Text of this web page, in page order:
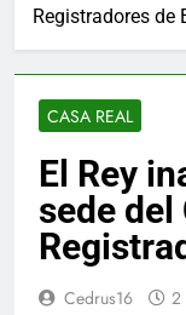
Registradores de
CASA REAL
El Rey
sede del
Cedrus16 2